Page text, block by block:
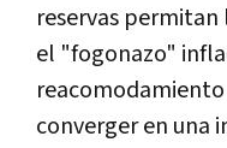
reservas
el "fogonazo"
converger en una